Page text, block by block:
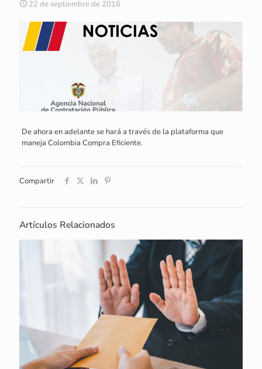
22 de septiembre de 2016
De ahora en adelante se hará a través de la plataforma que
maneja Colombia Compra Eficiente.
Compartir
Artículos Relacionados